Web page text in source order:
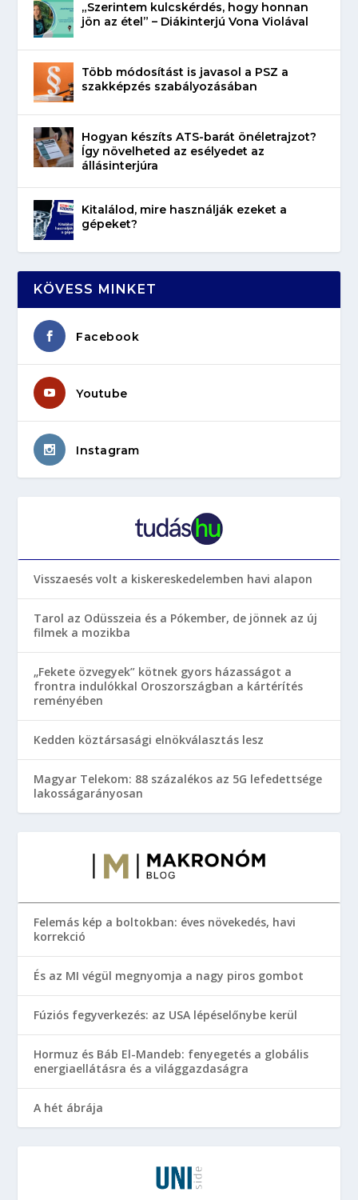
„Szerintem kulcskérdés, hogy honnan
jön az étel” – Diákinterjú Vona Violával
Több módosítást is javasol a PSZ a
szakképzés szabályozásában
Hogyan készíts ATS-barát önéletrajzot?
Így növelheted az esélyedet az
állásinterjúra
Kitalálod, mire használják ezeket a
gépeket?
KÖVESS MINKET
Facebook
Youtube
Instagram
Visszaesés volt a kiskereskedelemben havi alapon
Tarol az Odüsszeia és a Pókember, de jönnek az új
filmek a mozikba
„Fekete özvegyek” kötnek gyors házasságot a
frontra indulókkal Oroszországban a kártérítés
reményében
Kedden köztársasági elnökválasztás lesz
Magyar Telekom: 88 százalékos az 5G lefedettsége
lakosságarányosan
Felemás kép a boltokban: éves növekedés, havi
korrekció
És az MI végül megnyomja a nagy piros gombot
Fúziós fegyverkezés: az USA lépéselőnybe kerül
Hormuz és Báb El-Mandeb: fenyegetés a globális
energiaellátásra és a világgazdaságra
A hét ábrája